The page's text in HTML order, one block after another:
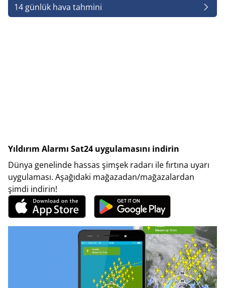
14 günlük hava tahmini
Yıldırım Alarmı Sat24 uygulamasını indirin
Dünya genelinde hassas şimşek radarı ile fırtına uyarı
uygulaması. Aşağıdaki mağazadan/mağazalardan
şimdi indirin!